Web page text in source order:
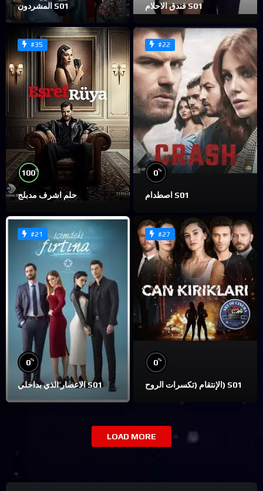
المشردون S01 فندق الاحلام S01
#35
100%
حلم اشرف مدبلج
#22
0%
اصطدام S01
#21
0%
الاعصار الذي بداخلي S01
#27
0%
الإنتقام (تكسرات الروح) S01
LOAD MORE